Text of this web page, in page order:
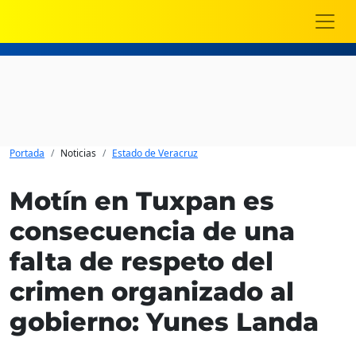
Portada Noticias Estado de Veracruz
Motín en Tuxpan es
consecuencia de una
falta de respeto del
crimen organizado al
gobierno: Yunes Landa